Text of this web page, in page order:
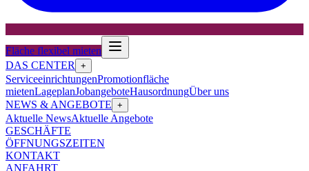
Fläche flexibel mieten
DAS CENTER
+
ServiceeinrichtungenPromotionfläche
mietenLageplanJobangeboteHausordnungÜber uns
NEWS & ANGEBOTE +
Aktuelle NewsAktuelle Angebote
GESCHÄFTE
ÖFFNUNGSZEITEN
KONTAKT
ANFAHRT